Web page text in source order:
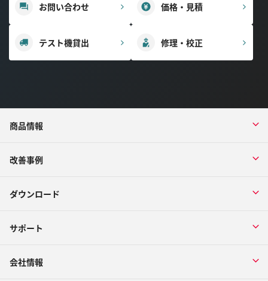
お問い合わせ 価格・見積
テスト機貸出 修理・校正
商品情報
改善事例
ダウンロード
サポート
会社情報